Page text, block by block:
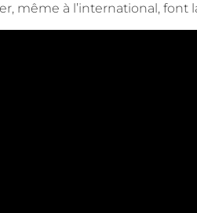
même à l’international,